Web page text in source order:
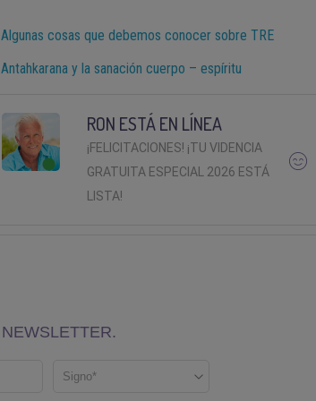
Algunas cosas que debemos conocer sobre TRE
Antahkarana y la sanación cuerpo – espíritu
RON ESTÁ EN LÍNEA
¡FELICITACIONES! ¡TU VIDENCIA
GRATUITA ESPECIAL 2026 ESTÁ
LISTA!